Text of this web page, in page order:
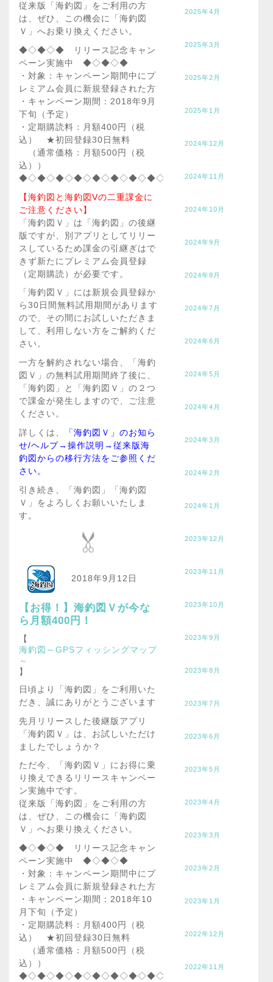
従来版「海釣図」をご利用の方
は、ぜひ、この機会に「海釣図
Ｖ」へお乗り換えください。
◆◇◆◇◆ リリース記念キャン
ペーン実施中 ◆◇◆◇◆
・対象：キャンペーン期間中にプ
レミアム会員に新規登録された方
・キャンペーン期間：2018年9月
下旬（予定）
・定期購読料：月額400円（税
込） ★初回登録30日無料
（通常価格：月額500円（税
込））
◆◇◆◇◆◇◆◇◆◇◆◇◆◇◆◇◆◇◆◇◆◇◆◇◆◇◆
【海釣図と海釣図Vの二重課金に
ご注意ください】
「海釣図Ｖ」は「海釣図」の後継
版ですが、別アプリとしてリリー
スしているため課金の引継ぎはで
きず新たにプレミアム会員登録
（定期購読）が必要です。
「海釣図Ｖ」には新規会員登録か
ら30日間無料試用期間があります
ので、その間にお試しいただきま
して、利用しない方をご解約くだ
さい。
一方を解約されない場合、「海釣
図Ｖ」の無料試用期間終了後に、
「海釣図」と「海釣図Ｖ」の２つ
で課金が発生しますので、ご注意
ください。
詳しくは、
「海釣図Ｖ」のお知ら
せ/ヘルプ→操作説明→従来版海
釣図からの移行方法をご参照くだ
さい。
引き続き、「海釣図」「海釣図
Ｖ」をよろしくお願いいたしま
す。
2018年9月12日
【お得！】海釣図Ｖが今な
ら月額400円！
【
海釣図～GPSフィッシングマップ
～
】
日頃より「海釣図」をご利用いた
だき、誠にありがとうございます
先月リリースした後継版アプリ
「海釣図Ｖ」は、お試しいただけ
ましたでしょうか？
ただ今、「海釣図Ｖ」にお得に乗
り換えできるリリースキャンペー
ン実施中です。
従来版「海釣図」をご利用の方
は、ぜひ、この機会に「海釣図
Ｖ」へお乗り換えください。
◆◇◆◇◆ リリース記念キャン
ペーン実施中 ◆◇◆◇◆
・対象：キャンペーン期間中にプ
レミアム会員に新規登録された方
・キャンペーン期間：2018年10
月下旬（予定）
・定期購読料：月額400円（税
込） ★初回登録30日無料
（通常価格：月額500円（税
込））
◆◇◆◇◆◇◆◇◆◇◆◇◆◇◆◇◆◇◆◇◆◇◆◇◆◇◆
2025年4月
2025年3月
2025年2月
2025年1月
2024年12月
2024年11月
2024年10月
2024年9月
2024年8月
2024年7月
2024年6月
2024年5月
2024年4月
2024年3月
2024年2月
2024年1月
2023年12月
2023年11月
2023年10月
2023年9月
2023年8月
2023年7月
2023年6月
2023年5月
2023年4月
2023年3月
2023年2月
2023年1月
2022年12月
2022年11月